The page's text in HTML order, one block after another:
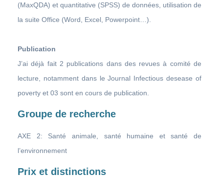
(MaxQDA) et quantitative (SPSS) de données, utilisation de
la suite Office (Word, Excel, Powerpoint…).
Publication
J’ai déjà fait 2 publications dans des revues à comité de
lecture, notamment dans le Journal Infectious desease of
poverty et 03 sont en cours de publication.
Groupe de recherche
AXE 2: Santé animale, santé humaine et santé de
l’environnement
Prix et distinctions